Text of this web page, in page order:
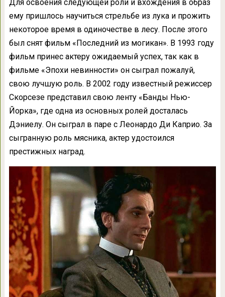
Для освоения следующей роли и вхождения в образ
ему пришлось научиться стрельбе из лука и прожить
некоторое время в одиночестве в лесу. После этого
был снят фильм «Последний из могикан». В 1993 году
фильм принес актеру ожидаемый успех, так как в
фильме «Эпохи невинности» он сыграл пожалуй,
свою лучшую роль. В 2002 году известный режиссер
Скорсезе представил свою ленту «Банды Нью-
Йорка», где одна из основных ролей досталась
Дэниелу. Он сыграл в паре с Леонардо Ди Каприо. За
сыгранную роль мясника, актер удостоился
престижных наград.